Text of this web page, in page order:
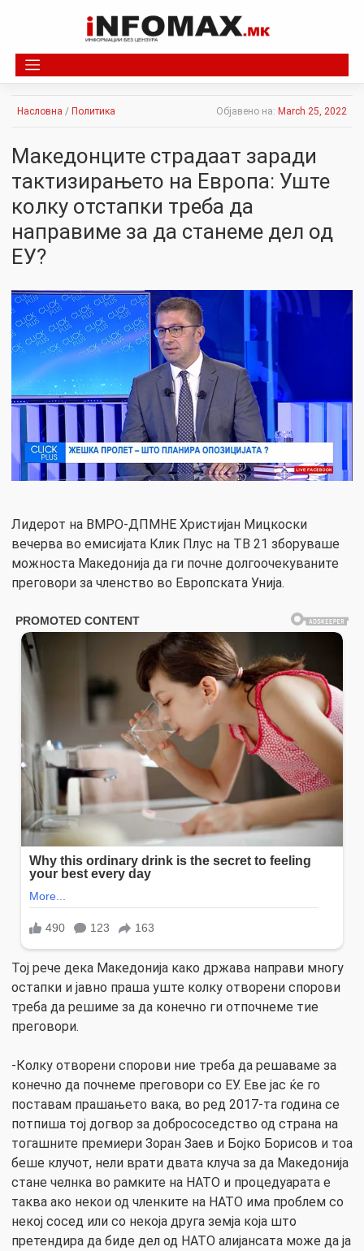
Насловна / Политика Објавено на: March 25, 2022
Македонците страдаат заради
тактизирањето на Европа: Уште
колку отстапки треба да
направиме за да станеме дел од
ЕУ?
Лидерот на ВМРО-ДПМНЕ Христијан Мицкоски
вечерва во емисијата Клик Плус на ТВ 21 зборуваше
можноста Македонија да ги почне долгоочекуваните
преговори за членство во Европската Унија.
Тој рече дека Македонија како држава направи многу
остапки и јавно праша уште колку отворени спорови
треба да решиме за да конечно ги отпочнеме тие
преговори.
-Колку отворени спорови ние треба да решаваме за
конечно да почнеме преговори со ЕУ. Еве јас ќе го
поставам прашањето вака, во ред 2017-та година се
потпиша тој догвор за добрососедство од страна на
тогашните премиери Зоран Заев и Бојко Борисов и тоа
беше клучот, нели врати двата клуча за да Македонија
стане челнка во рамките на НАТО и процедуарата е
таква ако некои од членките на НАТО има проблем со
некој сосед или со некоја друга земја која што
претендира да биде дел од НАТО алијансата може да ја